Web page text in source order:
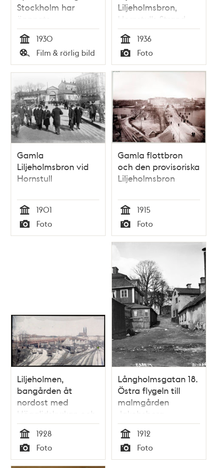
Stockholm har
öppnats
Tid
1930
Typ
Film & rörlig bild
Liljeholmsbron,
Hornstulls Strand
och Årstabron 1936
Tid
1936
Typ
Foto
Gamla
Liljeholmsbron vid
Hornstull
Tid
1901
Typ
Foto
Gamla flottbron
och den provisoriska
Liljeholmsbron
Tid
1915
Typ
Foto
Liljeholmen,
bangården åt
nordost med
Högalidskyrkan och
Liljeholmsbron
under byggnad i
bakgrunden
Tid
1928
Typ
Foto
Långholmsgatan 18.
Östra flygeln till
malmgården
Jakobsberg.
Byggnaden
uppfördes på
Skansen 1936. Här
ligger nuvarande
Tid
1912
Typ
Foto